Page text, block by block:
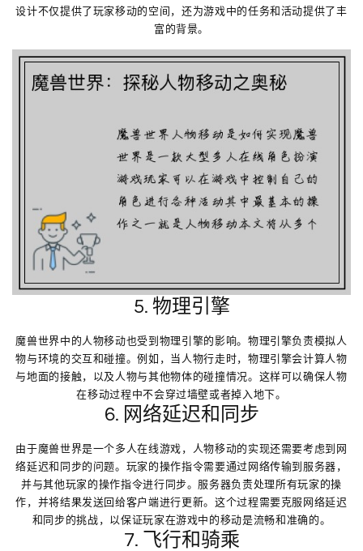
设计不仅提供了玩家移动的空间，还为游戏中的任务和活动提供了丰
富的背景。
5. 物理引擎
魔兽世界中的人物移动也受到物理引擎的影响。物理引擎负责模拟人
物与环境的交互和碰撞。例如，当人物行走时，物理引擎会计算人物
与地面的接触，以及人物与其他物体的碰撞情况。这样可以确保人物
在移动过程中不会穿过墙壁或者掉入地下。
6. 网络延迟和同步
由于魔兽世界是一个多人在线游戏，人物移动的实现还需要考虑到网
络延迟和同步的问题。玩家的操作指令需要通过网络传输到服务器，
并与其他玩家的操作指令进行同步。服务器负责处理所有玩家的操
作，并将结果发送回给客户端进行更新。这个过程需要克服网络延迟
和同步的挑战，以保证玩家在游戏中的移动是流畅和准确的。
7. 飞行和骑乘